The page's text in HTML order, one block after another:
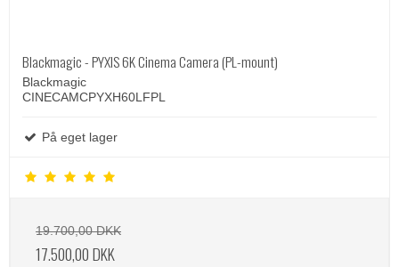
Blackmagic - PYXIS 6K Cinema Camera (PL-mount)
Blackmagic
CINECAMCPYXH60LFPL
På eget lager
19.700,00 DKK
17.500,00 DKK